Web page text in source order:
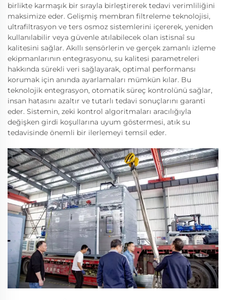
birlikte karmaşık bir sırayla birleştirerek tedavi verimliliğini
maksimize eder. Gelişmiş membran filtreleme teknolojisi,
ultrafiltrasyon ve ters osmoz sistemlerini içererek, yeniden
kullanılabilir veya güvenle atılabilecek olan istisnaî su
kalitesini sağlar. Akıllı sensörlerin ve gerçek zamanlı izleme
ekipmanlarının entegrasyonu, su kalitesi parametreleri
hakkında sürekli veri sağlayarak, optimal performansı
korumak için anında ayarlamaları mümkün kılar. Bu
teknolojik entegrasyon, otomatik süreç kontrolünü sağlar,
insan hatasını azaltır ve tutarlı tedavi sonuçlarını garanti
eder. Sistemin, zeki kontrol algoritmaları aracılığıyla
değişken girdi koşullarına uyum göstermesi, atık su
tedavisinde önemli bir ilerlemeyi temsil eder.